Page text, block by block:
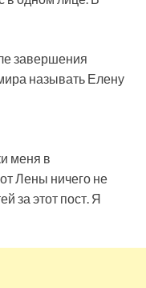
завершения
называть Елену
меня в
Лены ничего не
за этот пост. Я